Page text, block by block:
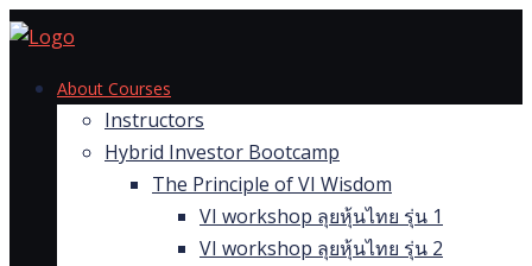
Skip
contentAbout Courses
Instructors
Hybrid Investor Bootcamp
The Principle of VI Wisdom
VI workshop ลุยหุ้นไทย รุ่น 1
VI workshop ลุยหุ้นไทย รุ่น 2